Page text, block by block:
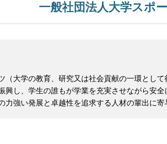
一般社団法人大学スポ
（大学の教育、研究又は社会貢献の一環とし
興し、学生の誰もが学業を充実させながら安
力強い発展と卓越性を追求する人材の輩出に寄